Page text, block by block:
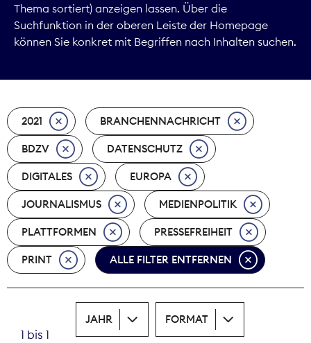
Kommunikation
Marktdaten
Nachhaltigkeit
Nachwuchs
Nova Award
Pressefreiheit
Print
Thema sortiert) anzeigen lassen. Über die
Suchfunktion in der oberen Leiste der Homepage
können Sie konkret mit Begriffen nach Inhalten suchen.
2021 BRANCHENNACHRICHT
BDZV DATENSCHUTZ
DIGITALES EUROPA
JOURNALISMUS MEDIENPOLITIK
PLATTFORMEN PRESSEFREIHEIT
PRINT ALLE FILTER ENTFERNEN
1 bis 1
JAHR FORMAT